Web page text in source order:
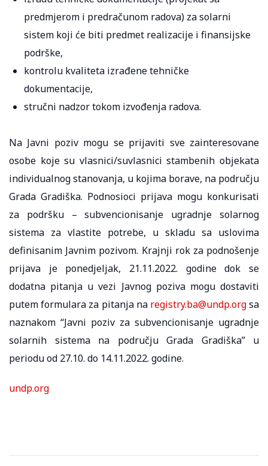
predmjerom i predračunom radova) za solarni
sistem koji će biti predmet realizacije i finansijske
podrške,
kontrolu kvaliteta izrađene tehničke
dokumentacije,
stručni nadzor tokom izvođenja radova.
Na Javni poziv mogu se prijaviti sve zainteresovane
osobe koje su vlasnici/suvlasnici stambenih objekata
individualnog stanovanja, u kojima borave, na području
Grada Gradiška. Podnosioci prijava mogu konkurisati
za podršku – subvencionisanje ugradnje solarnog
sistema za vlastite potrebe, u skladu sa uslovima
definisanim Javnim pozivom. Krajnji rok za podnošenje
prijava je ponedjeljak, 21.11.2022. godine dok se
dodatna pitanja u vezi Javnog poziva mogu dostaviti
putem formulara za pitanja na registry.ba@undp.orgsa
naznakom “Javni poziv za subvencionisanje ugradnje
solarnih sistema na području Grada Gradiška” u
periodu od 27.10. do 14.11.2022. godine.
undp.org